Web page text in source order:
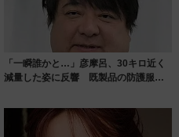
「一瞬誰かと…」彦摩呂、30キロ近く
減量した姿に反響 既製品の防護服が